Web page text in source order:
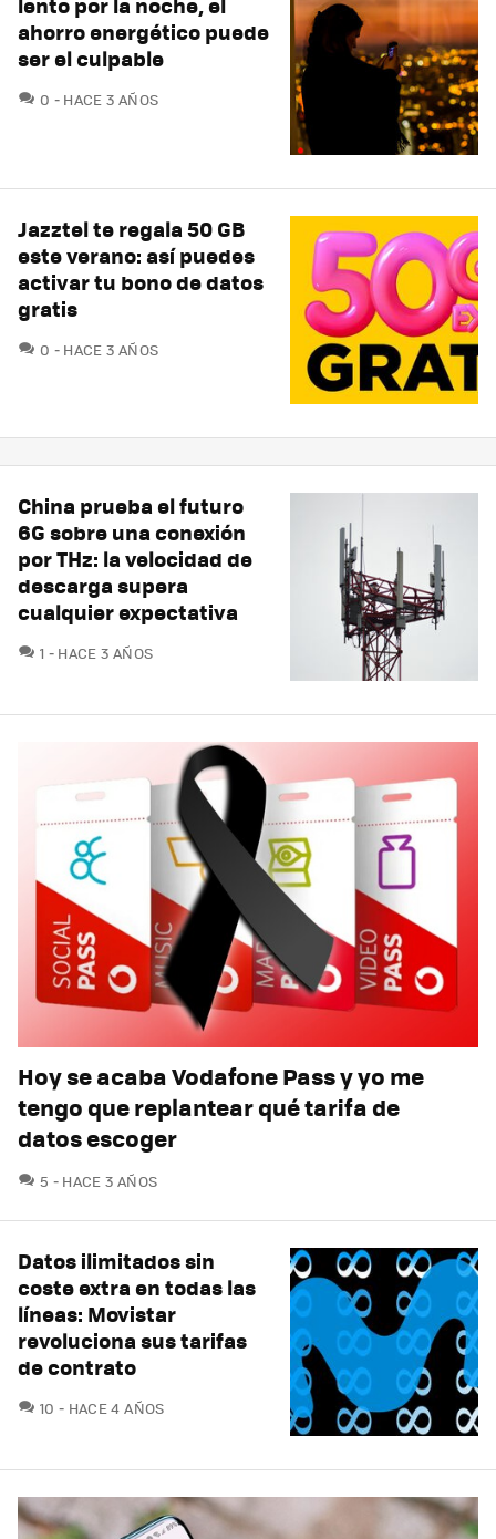
ahorro energético puede
ser el culpable
0 COMENTARIOS
HACE 3 AÑOS
Jazztel te regala 50 GB
este verano: así puedes
activar tu bono de datos
gratis
0 COMENTARIOS
HACE 3 AÑOS
China prueba el futuro
6G sobre una conexión
por THz: la velocidad de
descarga supera
cualquier expectativa
1 COMENTARIOS
HACE 3 AÑOS
Hoy se acaba Vodafone Pass y yo me
tengo que replantear qué tarifa de
datos escoger
5 COMENTARIOS
HACE 3 AÑOS
Datos ilimitados sin
coste extra en todas las
líneas: Movistar
revoluciona sus tarifas
de contrato
10 COMENTARIOS
HACE 4 AÑOS